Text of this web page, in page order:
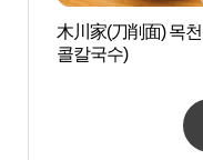
木川家(刀削面) 목
콜칼국수)